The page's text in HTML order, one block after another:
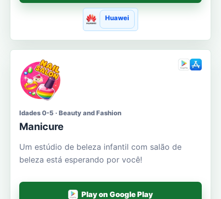
Huawei
Idades 0-5 · Beauty and Fashion
Manicure
Um estúdio de beleza infantil com salão de
beleza está esperando por você!
Play on Google Play